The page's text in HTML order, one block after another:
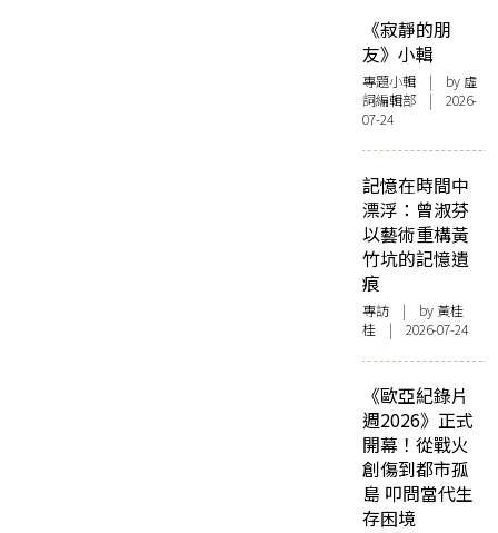
《寂靜的朋
友》小輯
專題小輯 | by 虛
詞編輯部 | 2026-
07-24
記憶在時間中
漂浮：曾淑芬
以藝術重構黃
竹坑的記憶遺
痕
專訪 | by 黃桂
桂 | 2026-07-24
《歐亞紀錄片
週2026》正式
開幕！從戰火
創傷到都市孤
島 叩問當代生
存困境